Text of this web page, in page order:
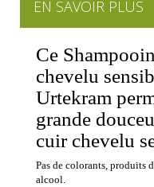
EN SAVOIR PLUS
Ce
chevelu
Urtekram
grande
cuir chevelu
Pas de colorants, produits
alcool.